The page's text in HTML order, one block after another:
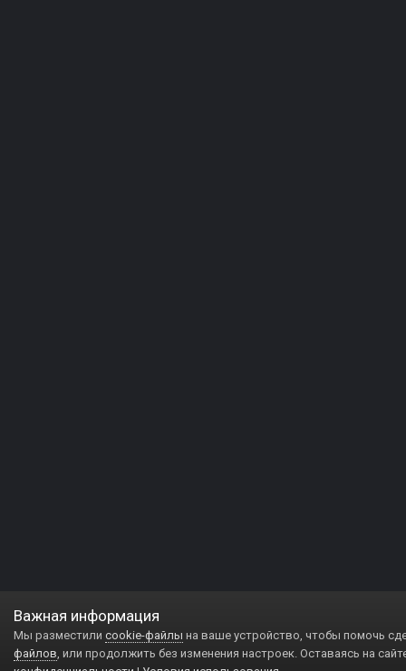
Важная информация
Мы разместили cookie-файлы на ваше устройство, чтобы помочь
файлов, или продолжить без изменения настроек. Оставаясь на